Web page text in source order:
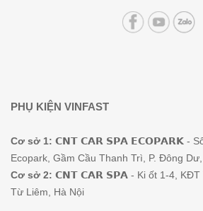
PHỤ KIỆN VINFAST
Cơ sở 1: 𝗖𝗡𝗧 𝗖𝗔𝗥 𝗦𝗣𝗔 𝗘𝗖𝗢𝗣𝗔𝗥𝗞 - Số
Ecopark, Gầm Cầu Thanh Trì, P. Đông
Cơ sở 2: 𝗖𝗡𝗧 𝗖𝗔𝗥 𝗦𝗣𝗔 - Ki ốt 1-4, KĐT
Từ Liêm, Hà Nội